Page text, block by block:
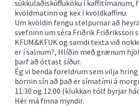
súkkulaðiskúffuköku í kaffitímanum,
kvöldmatinn og kex í kvöldkaffinu.
Um kvöldin fengu stelpurnar að
svefninn um séra Friðrik Friðriksson
KFUM&KFUK og samdi texta við
er í salnum?, Hlíðin með grænum
þarf að óttast síður.
Ég vi benda foreldrum sem vilja
börnin sín að það er símatími á
11:30 og 12:00 (klukkan tólf byrjar
Hér má finna myndir.